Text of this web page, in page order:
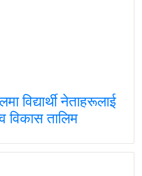
विद्यार्थी नेताहरूलाई
विकास तालिम